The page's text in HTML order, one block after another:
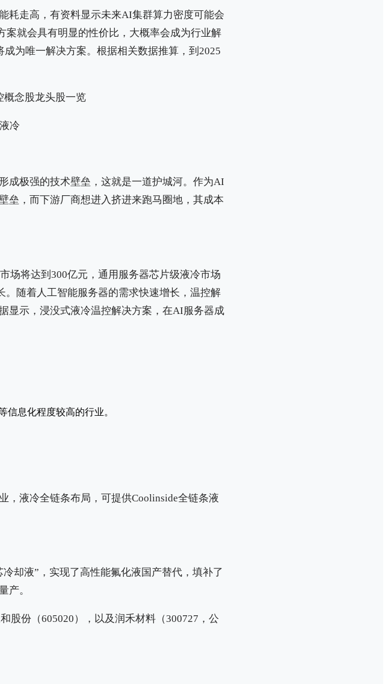
耗走高，有资料显示未来AI集群算力密度可能会
就会具有明显的性价比，大概率会成为行业解
为唯一解决方案。根据相关数据推算，到2025
冷
成极强的技术壁垒，这就是一道护城河。作为AI
垒，而下游厂商想进入挤进来跑马圈地，其成本
场将达到300亿元，通用服务器芯片级液冷市场
随着人工智能服务器的需求快速增长，温控解
显示，浸没式液冷温控解决方案，在AI服务器成
信息化程度较高的行业。
，液冷全链条布局，可提供Coolinside全链条液
却液”，实现了高性能氟化液国产替代，填补了
产。
股份（605020），以及润禾材料（300727，公